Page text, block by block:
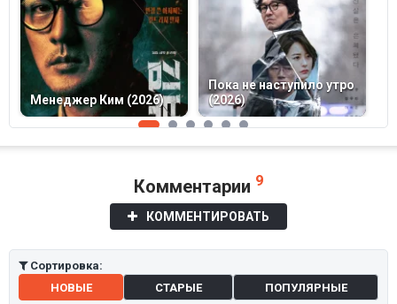
Менеджер Ким (2026)
Пока не наступило утро
(2026)
Комментарии 9
КОММЕНТИРОВАТЬ
Сортировка:
НОВЫЕ
СТАРЫЕ ПОПУЛЯРНЫЕ